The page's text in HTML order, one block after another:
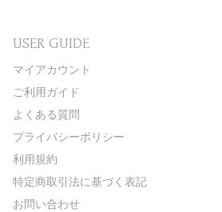
USER GUIDE
マイアカウント
ご利用ガイド
よくある質問
プライバシーポリシー
利用規約
特定商取引法に基づく表記
お問い合わせ